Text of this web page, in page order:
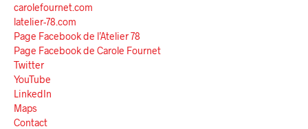
carolefournet.com
latelier-78.com
Page Facebook de l’Atelier 78
Page Facebook de Carole Fournet
Twitter
YouTube
LinkedIn
Maps
Contact